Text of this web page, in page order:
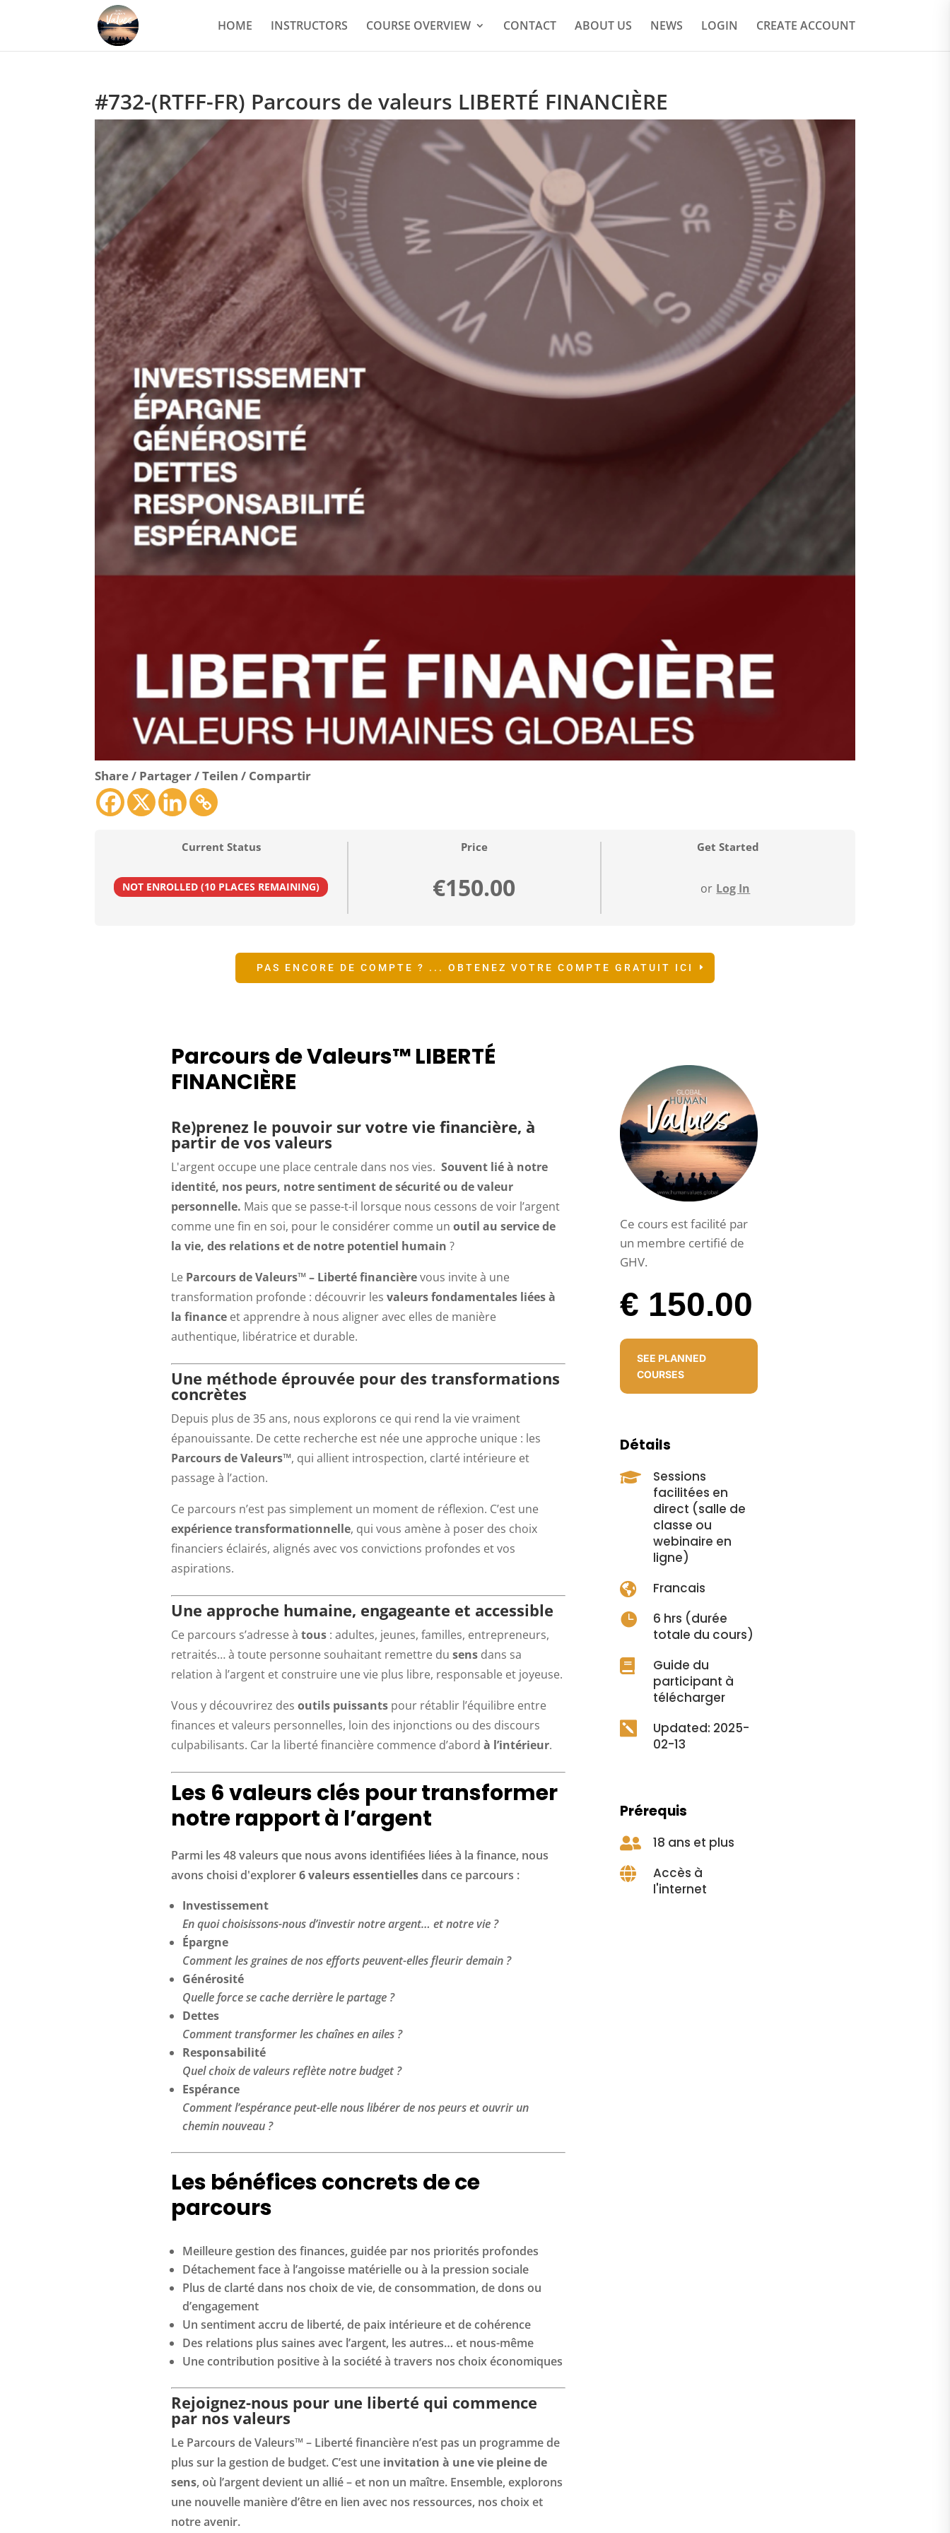
HOME INSTRUCTORS COURSE OVERVIEW CONTACT ABOUT US NEWS LOGIN CREATE ACCOUNT
#732-(RTFF-FR) Parcours de valeurs LIBERTÉ FINANCIÈRE
Share / Partager / Teilen / Compartir
Current Status
NOT ENROLLED (10 PLACES REMAINING)
Price
€150.00
Get Started
or Log In
PAS ENCORE DE COMPTE ? ... OBTENEZ VOTRE COMPTE GRATUIT ICI
Parcours de Valeurs™ LIBERTÉ
FINANCIÈRE
Re)prenez le pouvoir sur votre vie financière, à
partir de vos valeurs
L'argent occupe une place centrale dans nos vies. Souvent lié à notre
identité, nos peurs, notre sentiment de sécurité ou de valeur
personnelle. Mais que se passe-t-il lorsque nous cessons de voir l’argent
comme une fin en soi, pour le considérer comme un outil au service de
la vie, des relations et de notre potentiel humain ?
Le Parcours de Valeurs™ – Liberté financièrevous invite à une
transformation profonde : découvrir les valeurs fondamentales liées à
la financeet apprendre à nous aligner avec elles de manière
authentique, libératrice et durable.
Une méthode éprouvée pour des transformations
concrètes
Depuis plus de 35 ans, nous explorons ce qui rend la vie vraiment
épanouissante. De cette recherche est née une approche unique : les
Parcours de Valeurs™, qui allient introspection, clarté intérieure et
passage à l’action.
Ce parcours n’est pas simplement un moment de réflexion. C’est une
expérience transformationnelle, qui vous amène à poser des choix
financiers éclairés, alignés avec vos convictions profondes et vos
aspirations.
Une approche humaine, engageante et accessible
Ce parcours s’adresse à tous: adultes, jeunes, familles, entrepreneurs,
retraités… à toute personne souhaitant remettre du sensdans sa
relation à l’argent et construire une vie plus libre, responsable et joyeuse.
Vous y découvrirez des outils puissantspour rétablir l’équilibre entre
finances et valeurs personnelles, loin des injonctions ou des discours
culpabilisants. Car la liberté financière commence d’abord à l’intérieur.
Les 6 valeurs clés pour transformer
notre rapport à l’argent
Parmi les 48 valeurs que nous avons identifiées liées à la finance, nous
avons choisi d'explorer6 valeurs essentiellesdans ce parcours :
Investissement
En quoi choisissons-nous d’investir notre argent… et notre vie ?
Épargne
Comment les graines de nos efforts peuvent-elles fleurir demain ?
Générosité
Quelle force se cache derrière le partage ?
Dettes
Comment transformer les chaînes en ailes ?
Responsabilité
Quel choix de valeurs reflète notre budget ?
Espérance
Comment l’espérance peut-elle nous libérer de nos peurs et ouvrir un
chemin nouveau ?
Les bénéfices concrets de ce
parcours
Meilleure gestion des finances, guidée par nos priorités profondes
Détachement face à l’angoisse matérielle ou à la pression sociale
Plus de clarté dans nos choix de vie, de consommation, de dons ou
d’engagement
Un sentiment accru de liberté, de paix intérieure et de cohérence
Des relations plus saines avec l’argent, les autres… et nous-même
Une contribution positive à la société à travers nos choix économiques
Rejoignez-nous pour une liberté qui commence
par nos valeurs
Le Parcours de Valeurs™ – Liberté financière n’est pas un programme de
plus sur la gestion de budget. C’est une invitation à une vie pleine de
sens, où l’argent devient un allié – et non un maître. Ensemble, explorons
une nouvelle manière d’être en lien avec nos ressources, nos choix et
notre avenir.
Ce cours est facilité par
un membre certifié de
GHV.
€ 150.00
SEE PLANNED
COURSES
Détails

Sessions
facilitées en
direct (salle de
classe ou
webinaire en
ligne)

Francais

6 hrs (durée
totale du cours)

Guide du
participant à
télécharger

Updated: 2025-
02-13
Prérequis

18 ans et plus

Accès à
l'internet